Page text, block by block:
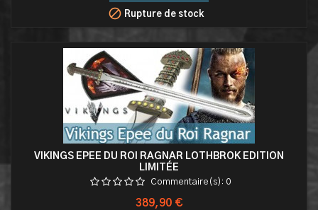
 Rupture de stock
VIKINGS EPEE DU ROI RAGNAR LOTHBROK EDITION
LIMITÉE
Commentaire(s): 0
Prix
389,90 €